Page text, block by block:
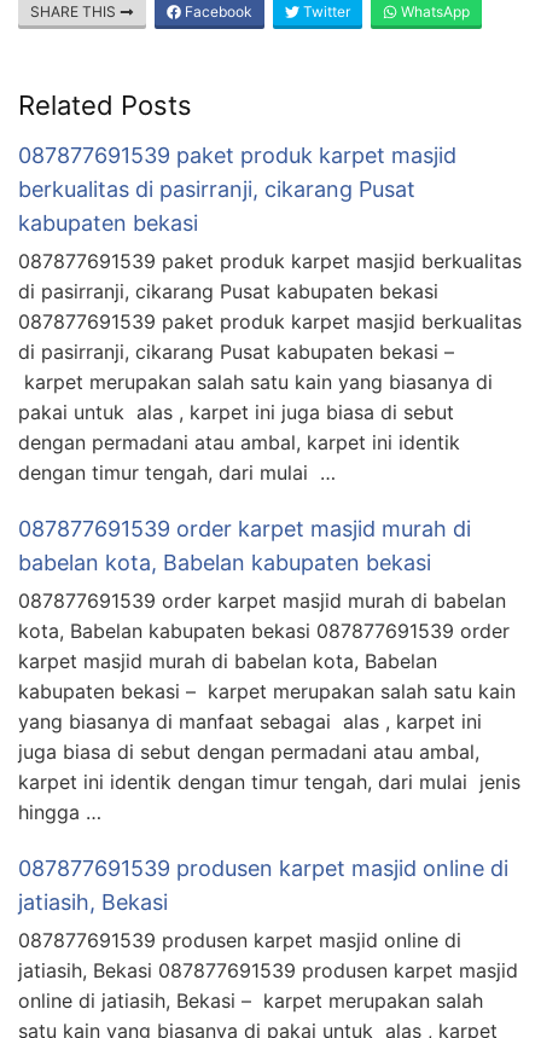
SHARE THIS Facebook Twitter WhatsApp
Related Posts
087877691539 paket produk karpet masjid
berkualitas di pasirranji, cikarang Pusat
kabupaten bekasi
087877691539 paket produk karpet masjid berkualitas
di pasirranji, cikarang Pusat kabupaten bekasi
087877691539 paket produk karpet masjid berkualitas
di pasirranji, cikarang Pusat kabupaten bekasi –
karpet merupakan salah satu kain yang biasanya di
pakai untuk alas , karpet ini juga biasa di sebut
dengan permadani atau ambal, karpet ini identik
dengan timur tengah, dari mulai …
087877691539 order karpet masjid murah di
babelan kota, Babelan kabupaten bekasi
087877691539 order karpet masjid murah di babelan
kota, Babelan kabupaten bekasi 087877691539 order
karpet masjid murah di babelan kota, Babelan
kabupaten bekasi – karpet merupakan salah satu kain
yang biasanya di manfaat sebagai alas , karpet ini
juga biasa di sebut dengan permadani atau ambal,
karpet ini identik dengan timur tengah, dari mulai jenis
hingga …
087877691539 produsen karpet masjid online di
jatiasih, Bekasi
087877691539 produsen karpet masjid online di
jatiasih, Bekasi 087877691539 produsen karpet masjid
online di jatiasih, Bekasi – karpet merupakan salah
satu kain yang biasanya di pakai untuk alas , karpet